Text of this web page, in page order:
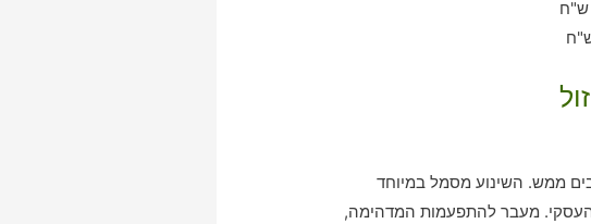
ממש. השינוע מסמל במיוחד
מעבר להתפעמות המדהימה,